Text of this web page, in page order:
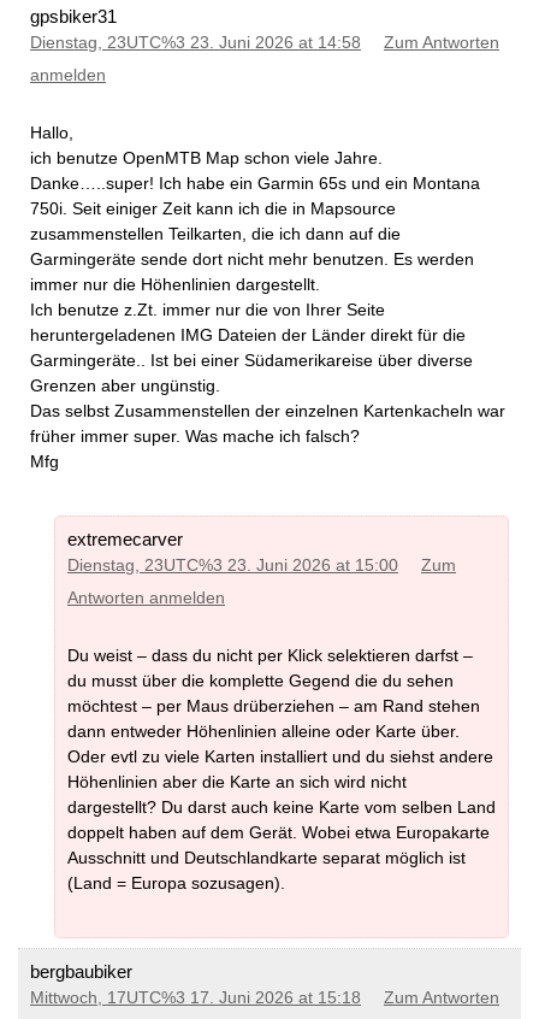
gpsbiker31
Dienstag, 23UTC%3 23. Juni 2026 at 14:58
Zum Antworten
anmelden
Hallo,
ich benutze OpenMTB Map schon viele Jahre.
Danke…..super! Ich habe ein Garmin 65s und ein Montana
750i. Seit einiger Zeit kann ich die in Mapsource
zusammenstellen Teilkarten, die ich dann auf die
Garmingeräte sende dort nicht mehr benutzen. Es werden
immer nur die Höhenlinien dargestellt.
Ich benutze z.Zt. immer nur die von Ihrer Seite
heruntergeladenen IMG Dateien der Länder direkt für die
Garmingeräte.. Ist bei einer Südamerikareise über diverse
Grenzen aber ungünstig.
Das selbst Zusammenstellen der einzelnen Kartenkacheln war
früher immer super. Was mache ich falsch?
Mfg
extremecarver
Dienstag, 23UTC%3 23. Juni 2026 at 15:00
Zum
Antworten anmelden
Du weist – dass du nicht per Klick selektieren darfst –
du musst über die komplette Gegend die du sehen
möchtest – per Maus drüberziehen – am Rand stehen
dann entweder Höhenlinien alleine oder Karte über.
Oder evtl zu viele Karten installiert und du siehst andere
Höhenlinien aber die Karte an sich wird nicht
dargestellt? Du darst auch keine Karte vom selben Land
doppelt haben auf dem Gerät. Wobei etwa Europakarte
Ausschnitt und Deutschlandkarte separat möglich ist
(Land = Europa sozusagen).
bergbaubiker
Mittwoch, 17UTC%3 17. Juni 2026 at 15:18
Zum Antworten